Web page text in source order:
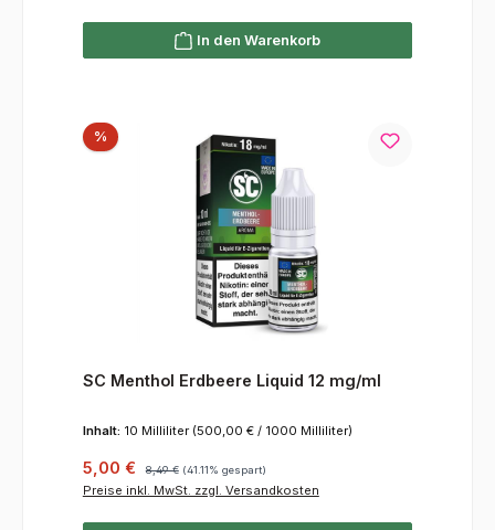
In den Warenkorb
%Rabatt
SC Menthol Erdbeere Liquid 12 mg/ml
Inhalt: 10 Milliliter (500,00 € / 1000 Milliliter)
Verkaufspreis:
5,00 € 8,49 € (41.11% gespart)
Preise inkl. MwSt. zzgl. Versandkosten